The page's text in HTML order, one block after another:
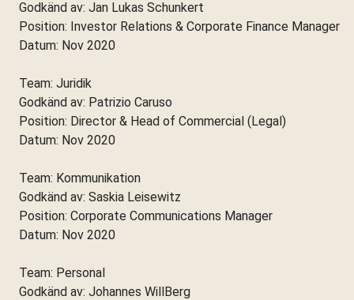
Godkänd av: Jan Lukas Schunkert
Position: Investor Relations & Corporate Finance Manager
Datum: Nov 2020
Team: Juridik
Godkänd av: Patrizio Caruso
Position: Director & Head of Commercial (Legal)
Datum: Nov 2020
Team: Kommunikation
Godkänd av: Saskia Leisewitz
Position: Corporate Communications Manager
Datum: Nov 2020
Team: Personal
Godkänd av: Johannes WillBerg